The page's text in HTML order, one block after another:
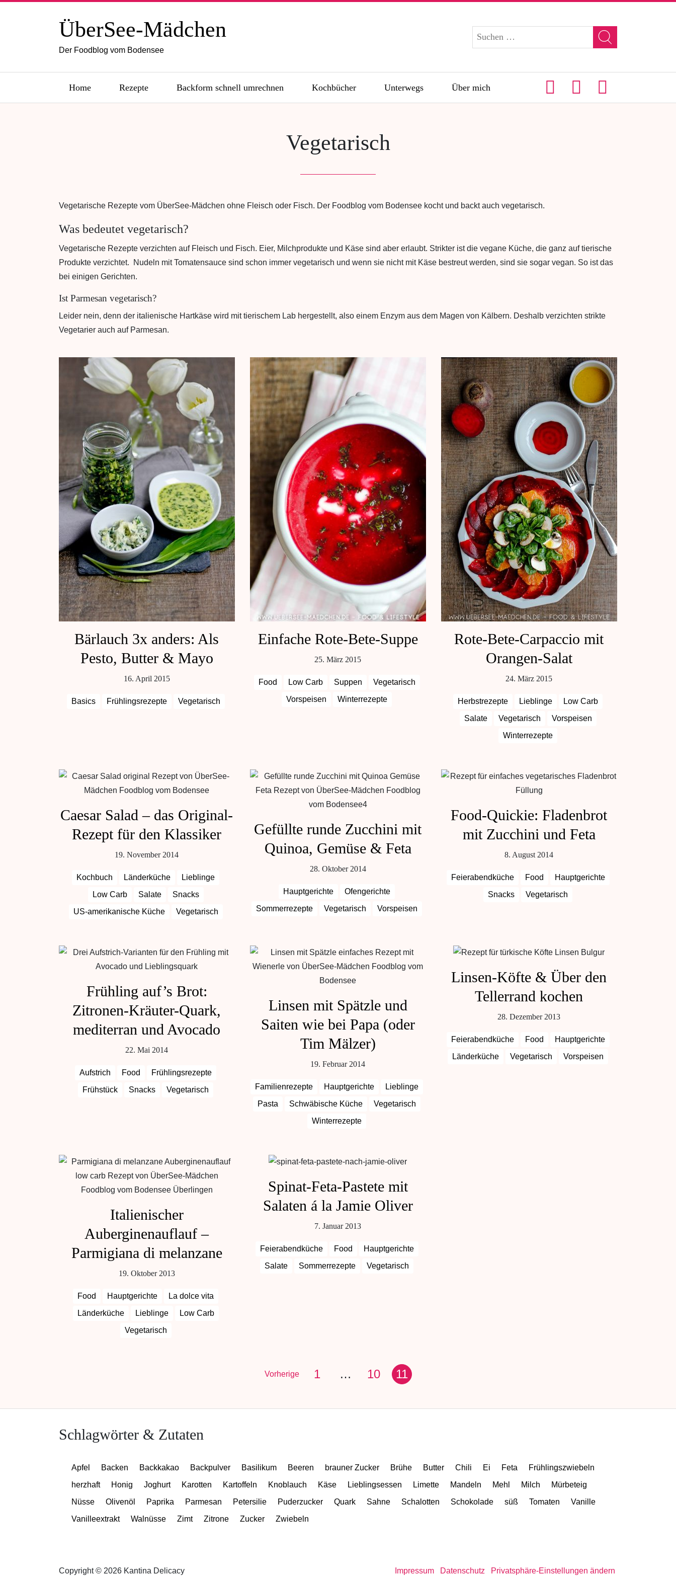
ÜberSee-Mädchen
Der Foodblog vom Bodensee
Home Rezepte Backform schnell umrechnen Kochbücher Unterwegs Über mich
Vegetarisch
Vegetarische Rezepte vom ÜberSee-Mädchen ohne Fleisch oder Fisch. Der Foodblog vom Bodensee kocht und backt auch vegetarisch.
Was bedeutet vegetarisch?
Vegetarische Rezepte verzichten auf Fleisch und Fisch. Eier, Milchprodukte und Käse sind aber erlaubt. Strikter ist die vegane Küche, die ganz auf tierische
Produkte verzichtet. Nudeln mit Tomatensauce sind schon immer vegetarisch und wenn sie nicht mit Käse bestreut werden, sind sie sogar vegan. So ist das
bei einigen Gerichten.
Ist Parmesan vegetarisch?
Leider nein, denn der italienische Hartkäse wird mit tierischem Lab hergestellt, also einem Enzym aus dem Magen von Kälbern. Deshalb verzichten strikte
Vegetarier auch auf Parmesan.
Bärlauch 3x anders: Als
Pesto, Butter & Mayo
16. April 2015
Basics Frühlingsrezepte Vegetarisch
Einfache Rote-Bete-Suppe
25. März 2015
Food Low Carb Suppen
Vegetarisch
Vorspeisen
Winterrezepte
Rote-Bete-Carpaccio mit
Orangen-Salat
24. März 2015
Herbstrezepte Lieblinge
Low Carb
Salate
Vegetarisch
Vorspeisen
Winterrezepte
Caesar Salad – das Original-
Rezept für den Klassiker
19. November 2014
Kochbuch Länderküche
Lieblinge
Low Carb
Salate
Snacks
US-amerikanische Küche
Vegetarisch
Gefüllte runde Zucchini mit
Quinoa, Gemüse & Feta
28. Oktober 2014
Hauptgerichte
Ofengerichte
Sommerrezepte
Vegetarisch Vorspeisen
Food-Quickie: Fladenbrot
mit Zucchini und Feta
8. August 2014
Feierabendküche Food
Hauptgerichte
Snacks
Vegetarisch
Frühling auf’s Brot:
Zitronen-Kräuter-Quark,
mediterran und Avocado
22. Mai 2014
Aufstrich Food
Frühlingsrezepte
Frühstück
Snacks Vegetarisch
Linsen mit Spätzle und
Saiten wie bei Papa (oder
Tim Mälzer)
19. Februar 2014
Familienrezepte Hauptgerichte
Lieblinge
Pasta
Schwäbische Küche
Vegetarisch
Winterrezepte
Linsen-Köfte & Über den
Tellerrand kochen
28. Dezember 2013
Feierabendküche Food
Hauptgerichte
Länderküche
Vegetarisch Vorspeisen
Italienischer
Auberginenauflauf –
Parmigiana di melanzane
19. Oktober 2013
Food Hauptgerichte
La dolce vita
Länderküche
Lieblinge
Low Carb
Vegetarisch
Spinat-Feta-Pastete mit
Salaten á la Jamie Oliver
7. Januar 2013
Feierabendküche Food
Hauptgerichte
Salate
Sommerrezepte Vegetarisch
Vorherige 1 … 10 11
Schlagwörter & Zutaten
Apfel Backen Backkakao Backpulver Basilikum Beeren brauner Zucker Brühe Butter Chili Ei Feta
Frühlingszwiebeln
herzhaft
Honig Joghurt Karotten Kartoffeln Knoblauch Käse Lieblingsessen Limette Mandeln Mehl Milch
Mürbeteig
Nüsse
Olivenöl Paprika Parmesan Petersilie Puderzucker Quark Sahne Schalotten Schokolade süß Tomaten
Vanille
Vanilleextrakt
Walnüsse Zimt Zitrone Zucker Zwiebeln
Copyright © 2026 Kantina Delicacy Impressum Datenschutz Privatsphäre-Einstellungen ändern